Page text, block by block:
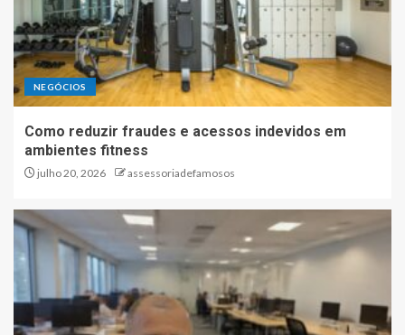
NEGÓCIOS
Como reduzir fraudes e acessos indevidos em
ambientes fitness
julho 20, 2026 assessoriadefamosos